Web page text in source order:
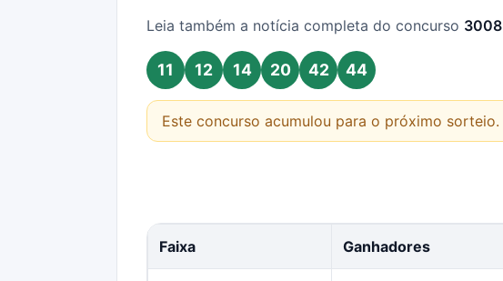
Leia também a notícia completa do concurso 3008
11 12 14 20 42 44
Este concurso acumulou para o próximo sorteio.
Faixa Ganhadores